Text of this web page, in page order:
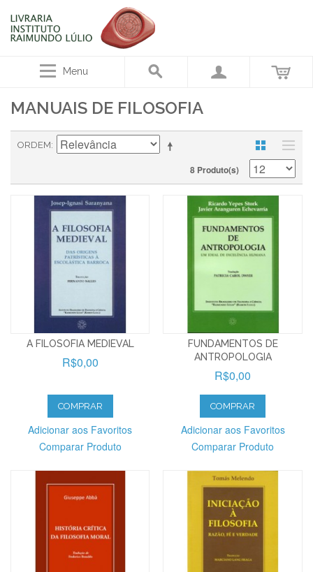
Menu
MANUAIS DE FILOSOFIA
ORDEM
8 Produto(s)
A FILOSOFIA MEDIEVAL
R$0,00
COMPRAR
Adicionar aos Favoritos
Comparar Produto
FUNDAMENTOS DE
ANTROPOLOGIA
R$0,00
COMPRAR
Adicionar aos Favoritos
Comparar Produto